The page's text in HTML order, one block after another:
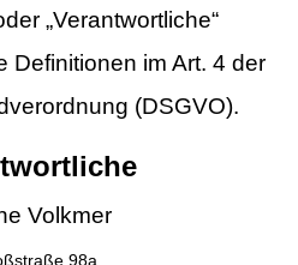
„Verantwortliche“
Definitionen im Art. 4 der
(DSGVO).
Volkmer
98a